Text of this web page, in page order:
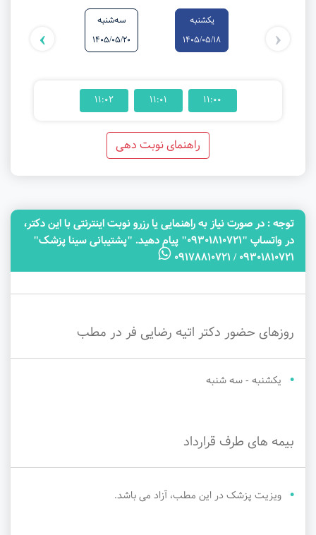
یکشنبه
1405/05/18
سه‌شنبه
1405/05/20
1405/05/25
‹
›
11:00
11:01
11:02
راهنمای نوبت دهی
توجه‌ : در صورت نیاز به راهنمایی یا رزرو نوبت اینترنتی با این دکتر،
در واتساپ "09301810721" پیام دهید. "پشتیبانی سینا پزشک"
09301810721 / 09178810721
روزهای حضور دکتر اتیه رضایی فر در مطب
یکشنبه - سه شنبه
بیمه های طرف قرارداد
ویزیت پزشک در این مطب، آزاد می باشد.